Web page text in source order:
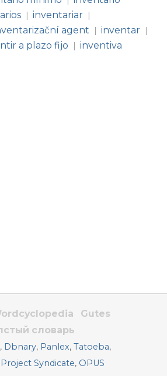
| inventariar |
agent | inventar |
a plazo fijo | inventiva
Gutes
словарь
, Dbnary, Panlex,Tatoeba,
Project Syndicate, OPUS